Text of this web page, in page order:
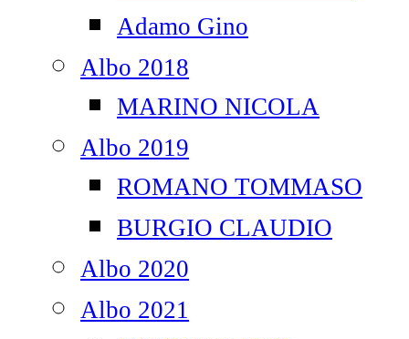
Adamo Gino
Albo 2018
MARINO NICOLA
Albo 2019
ROMANO TOMMASO
BURGIO CLAUDIO
Albo 2020
Albo 2021